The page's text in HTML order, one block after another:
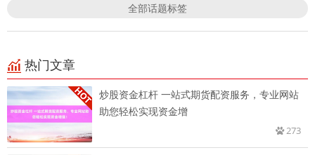
全部话题标签
热门文章
炒股资金杠杆 一站式期货配资服务，专业网站
助您轻松实现资金增
273